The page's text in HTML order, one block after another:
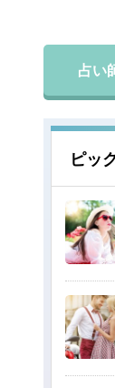
占い
ピッ